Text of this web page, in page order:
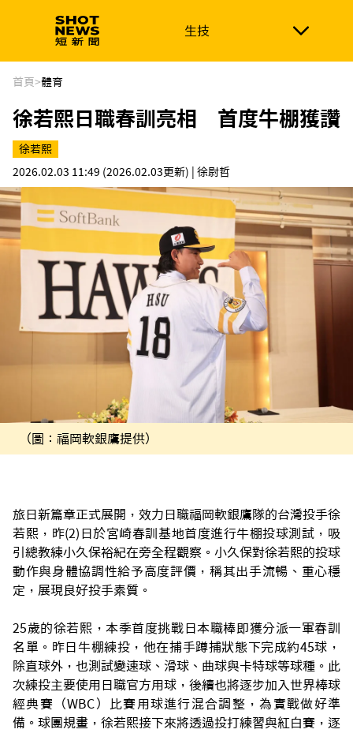
生技
生技 政治
新南向 體育
首頁>體育
徐若熙日職春訓亮相 首度牛棚獲讚
徐若熙
2026.02.03 11:49 (2026.02.03更新) | 徐尉哲
（圖：福岡軟銀鷹提供）
旅日新篇章正式展開，效力日職福岡軟銀鷹隊的台灣投手徐
若熙，昨(2)日於宮崎春訓基地首度進行牛棚投球測試，吸
引總教練小久保裕紀在旁全程觀察。小久保對徐若熙的投球
動作與身體協調性給予高度評價，稱其出手流暢、重心穩
定，展現良好投手素質。
25歲的徐若熙，本季首度挑戰日本職棒即獲分派一軍春訓
名單。昨日牛棚練投，他在捕手蹲捕狀態下完成約45球，
除直球外，也測試變速球、滑球、曲球與卡特球等球種。此
次練投主要使用日職官方用球，後續也將逐步加入世界棒球
經典賽（WBC）比賽用球進行混合調整，為實戰做好準
備。球團規畫，徐若熙接下來將透過投打練習與紅白賽，逐